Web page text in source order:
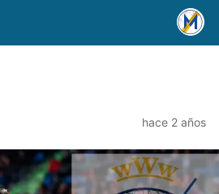
hace 2 años